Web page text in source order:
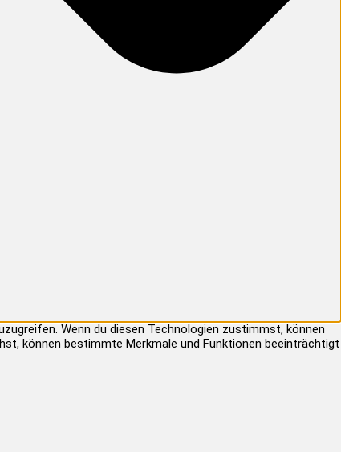
Wenn du diesen Technologien zustimmst, können
können bestimmte Merkmale und Funktionen beeinträchtigt